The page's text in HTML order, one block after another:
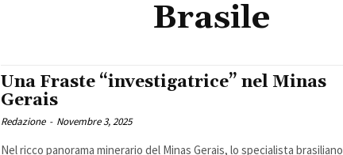
Brasile
Una Fraste “investigatrice” nel Minas
Gerais
Redazione - Novembre 3, 2025
Nel ricco panorama minerario del Minas Gerais, lo specialista brasiliano